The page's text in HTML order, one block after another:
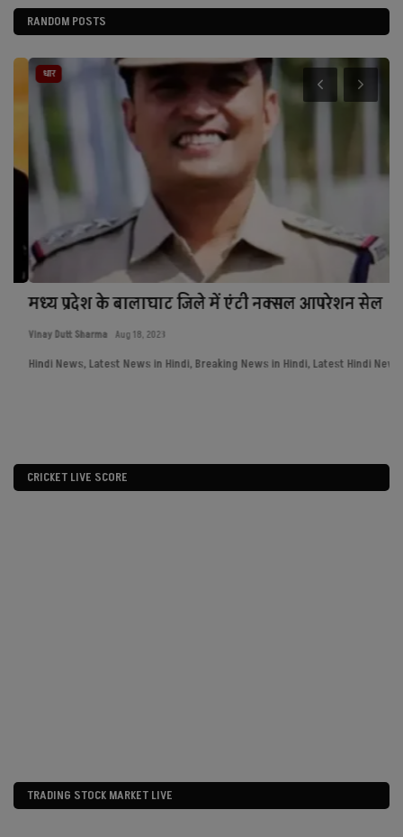
RANDOM POSTS
मध्य प्रदेश के बालाघाट जिले में एंटी नक्सल आपरेशन सेल
Vinay Dutt Sharma Aug 18, 2023
Hindi News, Latest News in Hindi, Breaking News in Hindi, Latest Hindi News
CRICKET LIVE SCORE
TRADING STOCK MARKET LIVE